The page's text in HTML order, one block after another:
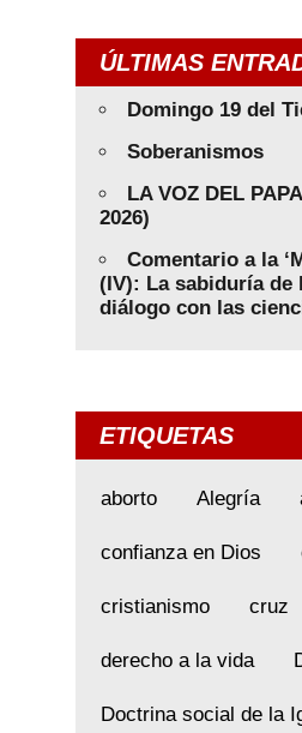
ÚLTIMAS
Domingo 19 del
Soberanismos
LA VOZ DEL
2026)
Comentario a la
(IV): La sabiduría de
diálogo con las
ETIQUETAS
aborto Alegría
confianza en Dios
cristianismo cruz
derecho a la vida
Doctrina social de la